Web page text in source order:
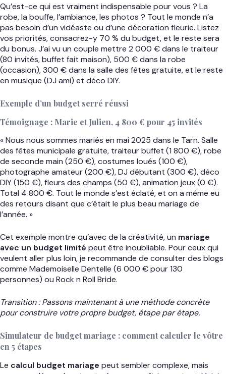
Qu’est-ce qui est vraiment indispensable pour vous ? La
robe, la bouffe, l’ambiance, les photos ? Tout le monde n’a
pas besoin d’un vidéaste ou d’une décoration fleurie. Listez
vos priorités, consacrez-y 70 % du budget, et le reste sera
du bonus. J’ai vu un couple mettre 2 000 € dans le traiteur
(80 invités, buffet fait maison), 500 € dans la robe
(occasion), 300 € dans la salle des fêtes gratuite, et le reste
en musique (DJ ami) et déco DIY.
Exemple d’un budget serré réussi
Témoignage : Marie et Julien, 4 800 € pour 45 invités
« Nous nous sommes mariés en mai 2025 dans le Tarn. Salle
des fêtes municipale gratuite, traiteur buffet (1 800 €), robe
de seconde main (250 €), costumes loués (100 €),
photographe amateur (200 €), DJ débutant (300 €), déco
DIY (150 €), fleurs des champs (50 €), animation jeux (0 €).
Total 4 800 €. Tout le monde s’est éclaté, et on a même eu
des retours disant que c’était le plus beau mariage de
l’année. »
Cet exemple montre qu’avec de la créativité, un mariage
avec un budget limité peut être inoubliable. Pour ceux qui
veulent aller plus loin, je recommande de consulter des blogs
comme Mademoiselle Dentelle (6 000 € pour 130
personnes) ou Rock n Roll Bride.
Transition : Passons maintenant à une méthode concrète
pour construire votre propre budget, étape par étape.
Simulateur de budget mariage : comment calculer le vôtre
en 5 étapes
Le calcul budget mariage peut sembler complexe, mais